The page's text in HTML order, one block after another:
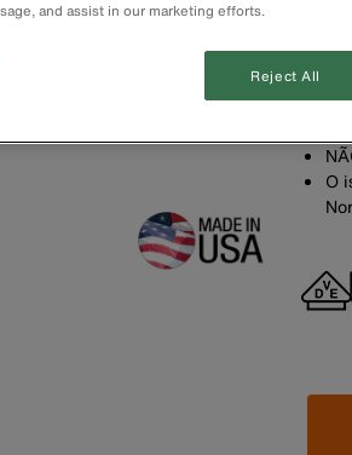
O
and assist in our marketing efforts.
Reject All